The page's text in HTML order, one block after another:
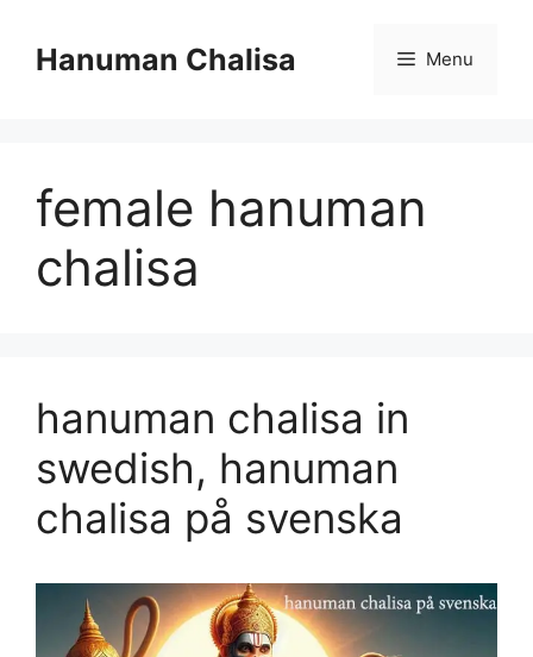
contentHanuman Chalisa Menu
female hanuman
chalisa
hanuman chalisa in
swedish, hanuman
chalisa på svenska